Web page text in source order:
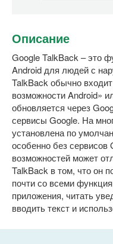
Описание
Google TalkBack – это
Android для людей с
TalkBack обычно
возможности Android»
обновляется через
сервисы Google. На
установлена по
особенно без
возможностей может
TalkBack в том, что он
почти со всеми
приложения, читать
вводить текст и